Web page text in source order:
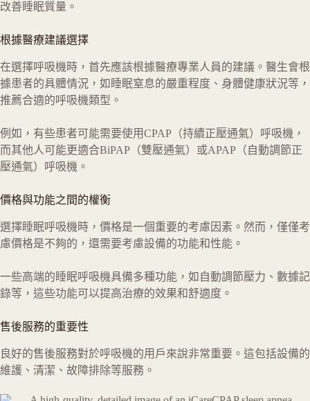
改善睡眠質量。
根據醫療建議選擇
在選擇呼吸機時，首先應該根據醫療專業人員的建議。醫生會根
據患者的具體情況，如睡眠窒息的嚴重程度、身體健康狀況等，
推薦合適的呼吸機類型。
例如，有些患者可能需要使用CPAP（持續正壓通氣）呼吸機，
而其他人可能更適合BiPAP（雙壓通氣）或APAP（自動調節正
壓通氣）呼吸機。
價格與功能之間的權衡
選擇睡眠呼吸機時，價格是一個重要的考慮因素。然而，僅僅考
慮價格是不夠的，還需要考慮設備的功能和性能。
一些高端的睡眠呼吸機具備多種功能，如自動調節壓力、數據記
錄等，這些功能可以提高治療的效果和舒適度。
售後服務的重要性
良好的售後服務對於呼吸機的用戶來說非常重要。這包括設備的
維護、清潔、故障排除等服務。